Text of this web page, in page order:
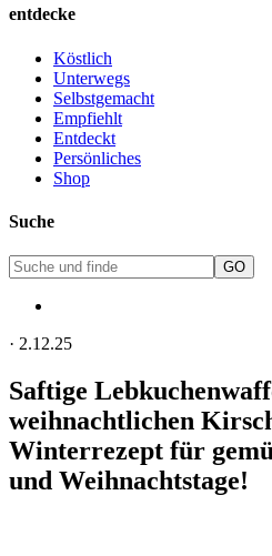
entdecke
Köstlich
Unterwegs
Selbstgemacht
Empfiehlt
Entdeckt
Persönliches
Shop
Suche
· 2.12.25
Saftige
weihnachtlichen
Winterrezept für
und Weihnachtstage!